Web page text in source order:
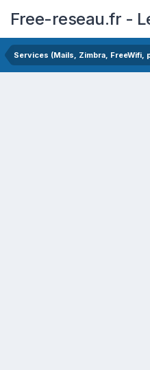
Free-reseau.fr -
Services (Mails, Zimbra, FreeWifi,